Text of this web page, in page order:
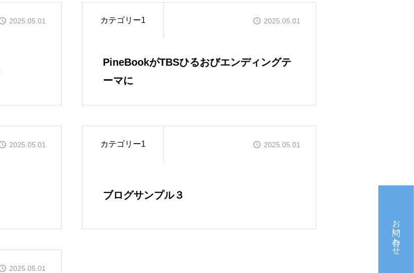
私たちについて
お問い合わせ
2025.05.01 カテゴリー1 2025.05.01
PineBookがTBSひるおびエンディングテ
ーマに
2025.05.01 カテゴリー1 2025.05.01
ブログサンプル３
2025.05.01